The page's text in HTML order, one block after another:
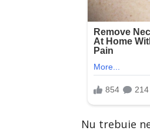
Nu trebuie